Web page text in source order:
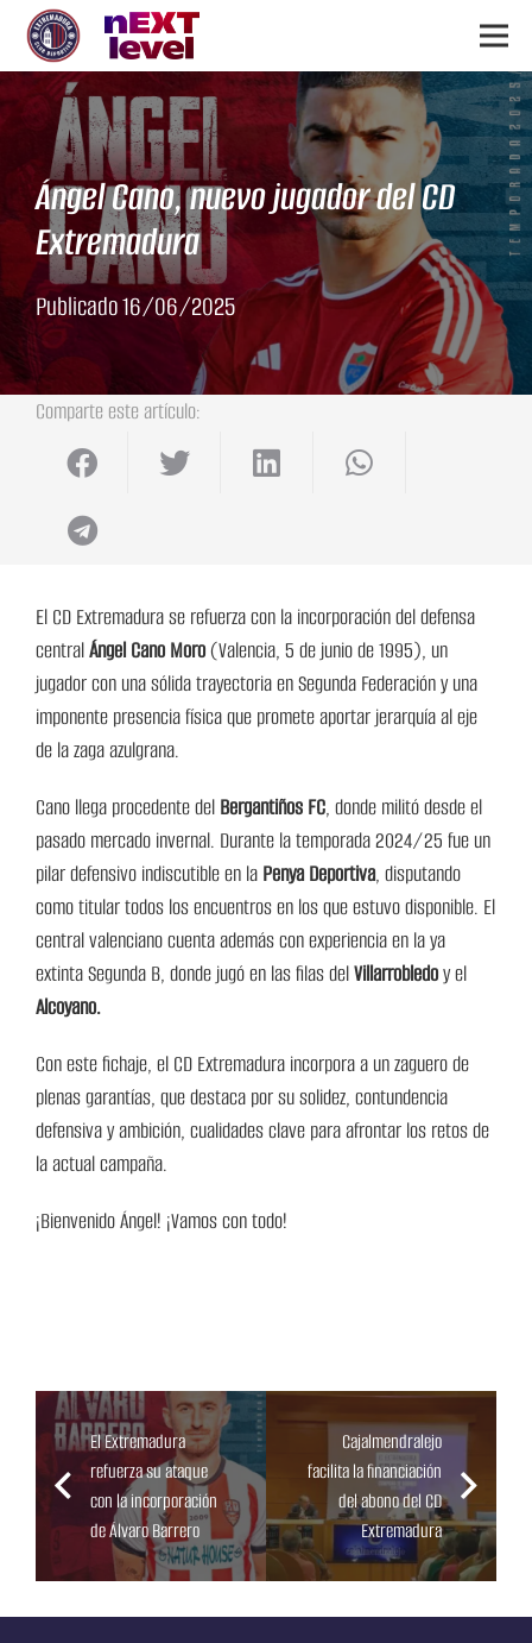
Ángel Cano, nuevo jugador del CD
Extremadura
Publicado16/06/2025
Comparte este artículo:
El CD Extremadura se refuerza con la incorporación del defensa
centralÁngel Cano Moro(Valencia, 5 de junio de 1995), un
jugador con una sólida trayectoria en Segunda Federación y una
imponente presencia física que promete aportar jerarquía al eje
de la zaga azulgrana.
Cano llega procedente del Bergantiños FC, donde militó desde el
pasado mercado invernal. Durante la temporada 2024/25 fue un
pilar defensivo indiscutible en la Penya Deportiva, disputando
como titular todos los encuentros en los que estuvo disponible. El
central valenciano cuenta además con experiencia en la ya
extinta Segunda B, donde jugó en las filas delVillarrobledoy el
Alcoyano.
Con este fichaje, el CD Extremadura incorpora a un zaguero de
plenas garantías, que destaca por su solidez, contundencia
defensiva y ambición, cualidades clave para afrontar los retos de
la actual campaña.
¡Bienvenido Ángel! ¡Vamos con todo!
El Extremadura
refuerza su ataque
con la incorporación
de Álvaro Barrero
Cajalmendralejo
facilita la financiación
del abono del CD
Extremadura